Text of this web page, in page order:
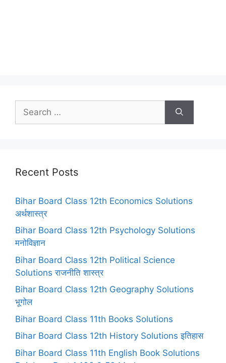
for:
Recent Posts
Bihar Board Class 12th Economics Solutions
अर्थशास्त्र
Bihar Board Class 12th Psychology Solutions
मनोविज्ञान
Bihar Board Class 12th Political Science
Solutions राजनीति शास्त्र
Bihar Board Class 12th Geography Solutions
भूगोल
Bihar Board Class 11th Books Solutions
Bihar Board Class 12th History Solutions इतिहास
Bihar Board Class 11th English Book Solutions